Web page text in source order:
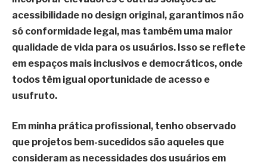
acessibilidade no design original, garantimos não
só conformidade legal, mas também uma maior
qualidade de vida para os usuários. Isso se reflete
em espaços mais inclusivos e democráticos, onde
todos têm igual oportunidade de acesso e
usufruto.
Em minha prática profissional, tenho observado
que projetos bem-sucedidos são aqueles que
consideram as necessidades dos usuários em